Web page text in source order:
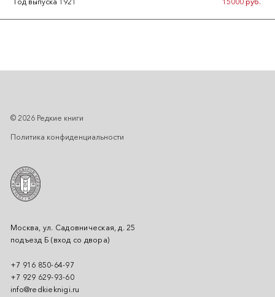
Москва, ул. Садовническая, д. 25
подъезд Б (вход со двора)
+7 916 850-64-97
+7 929 629-93-60
info@redkieknigi.ru
© 2026 Редкие книги
Политика конфиденциальности